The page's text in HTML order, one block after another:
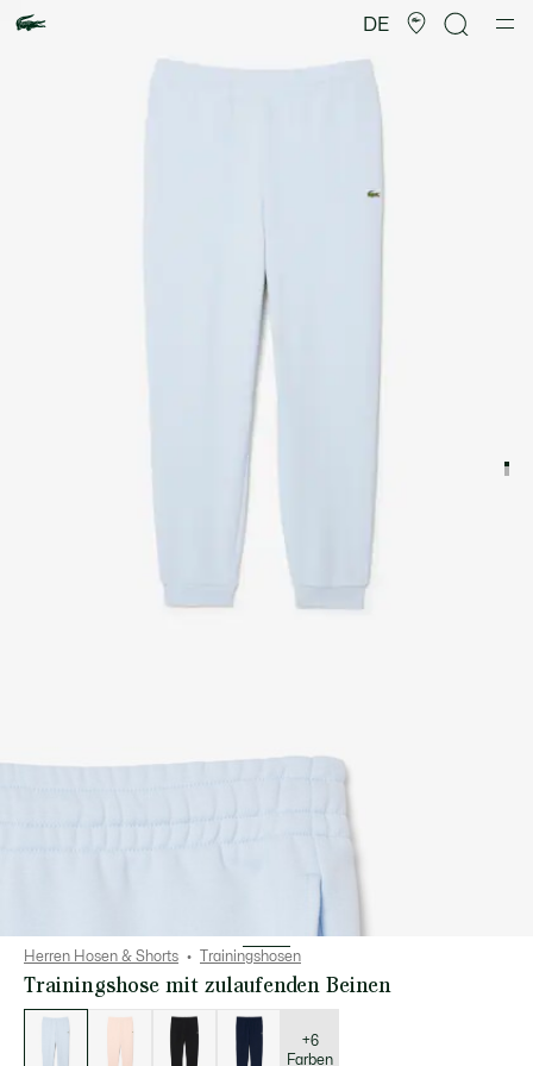
DE
Herren Hosen & Shorts Trainingshosen
Trainingshose mit zulaufenden Beinen
Liste
+6
Farben